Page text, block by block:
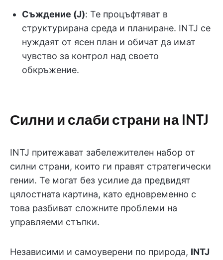
Съждение (J): Те процъфтяват в
структурирана среда и планиране. INTJ се
нуждаят от ясен план и обичат да имат
чувство за контрол над своето
обкръжение.
Силни и слаби страни на INTJ
INTJ притежават забележителен набор от
силни страни, които ги правят стратегически
гении. Те могат без усилие да предвидят
цялостната картина, като едновременно с
това разбиват сложните проблеми на
управляеми стъпки.
Независими и самоуверени по природа, INTJ